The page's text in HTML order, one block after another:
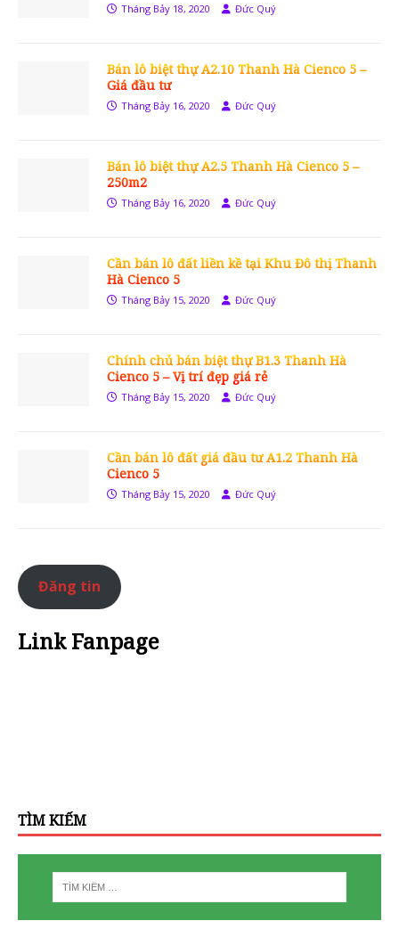
Tháng Bảy 18, 2020 Đức Quý
Bán lô biệt thự A2.10 Thanh Hà Cienco 5 –
Giá đầu tư
Tháng Bảy 16, 2020 Đức Quý
Bán lô biệt thự A2.5 Thanh Hà Cienco 5 –
250m2
Tháng Bảy 16, 2020 Đức Quý
Cần bán lô đất liền kề tại Khu Đô thị Thanh
Hà Cienco 5
Tháng Bảy 15, 2020 Đức Quý
Chính chủ bán biệt thự B1.3 Thanh Hà
Cienco 5 – Vị trí đẹp giá rẻ
Tháng Bảy 15, 2020 Đức Quý
Cần bán lô đất giá đầu tư A1.2 Thanh Hà
Cienco 5
Tháng Bảy 15, 2020 Đức Quý
Đăng tin
Link Fanpage
TÌM KIẾM